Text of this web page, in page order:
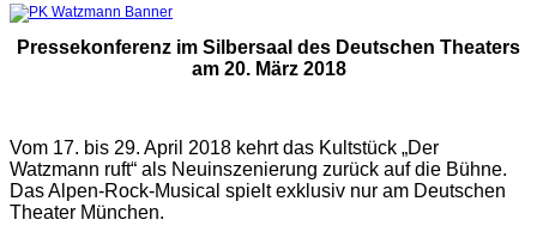
Pressekonferenz im Silbersaal des Deutschen Theaters
am 20. März 2018
Vom 17. bis 29. April 2018 kehrt das Kultstück „Der
Watzmann ruft“ als Neuinszenierung zurück auf die Bühne.
Das Alpen-Rock-Musical spielt exklusiv nur am Deutschen
Theater München.